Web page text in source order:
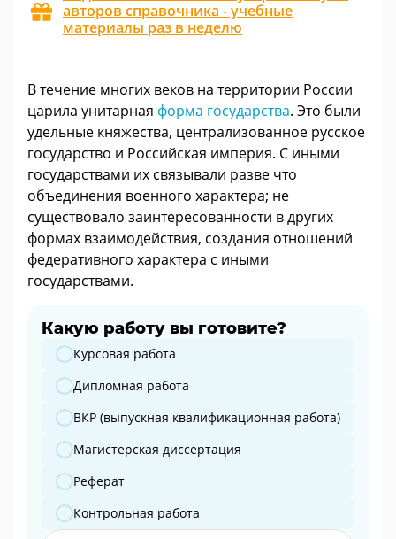
авторов справочника - учебные
материалы раз в неделю
В течение многих веков на территории России
царила унитарная форма государства. Это были
удельные княжества, централизованное русское
государство и Российская империя. С иными
государствами их связывали разве что
объединения военного характера; не
существовало заинтересованности в других
формах взаимодействия, создания отношений
федеративного характера с иными
государствами.
Какую работу вы готовите?
Какую работу вы готовите?
Курсовая работа
Дипломная работа
ВКР (выпускная квалификационная работа)
Магистерская диссертация
Реферат
Контрольная работа